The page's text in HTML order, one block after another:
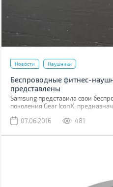
Новости Наушники
Беспроводные фитнес-
представлены
Samsung представила свои
поколения Gear IconX,
07.06.2016
481